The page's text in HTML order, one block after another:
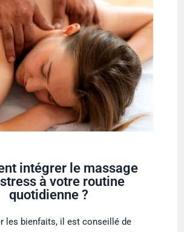
intégrer le massage
à votre routine
quotidienne ?
les bienfaits, il est conseillé de